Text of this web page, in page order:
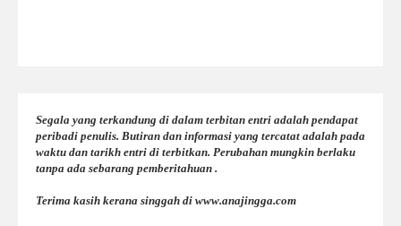
Segala yang terkandung di dalam terbitan entri adalah pendapat
peribadi penulis. Butiran dan informasi yang tercatat adalah pada
waktu dan tarikh entri di terbitkan. Perubahan mungkin berlaku
tanpa ada sebarang pemberitahuan .
Terima kasih kerana singgah di www.anajingga.com